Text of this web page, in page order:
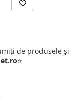
de produsele și
⭐